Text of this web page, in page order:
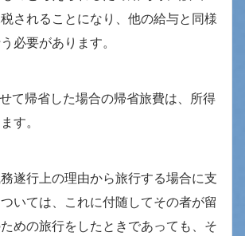
されることになり、他の給与と同様
必要があります。
て帰省した場合の帰省旅費は、所得
す。
遂行上の理由から旅行する場合に支
いては、これに付随してその者が留
めの旅行をしたときであっても、そ